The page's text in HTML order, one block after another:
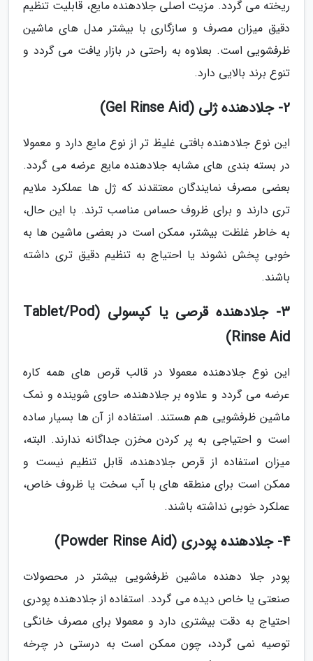
ریخته می گردد. مزیت اصلی جلادهنده مایع، قابلیت تنظیم
دقیق میزان مصرف و سازگاری با بیشتر مدل های ماشین
ظرفشویی است. بعلاوه به راحتی در بازار یافت می گردد و
تنوع برند بالایی دارد.
2- جلادهنده ژلی (Gel Rinse Aid)
این نوع جلادهنده بافتی غلیظ تر از نوع مایع دارد و معمولا
در بسته بندی های مشابه جلادهنده مایع عرضه می گردد.
بعضی مصرف نمایندگان معتقدند که ژل ها عملکرد ملایم
تری دارند و برای ظروف حساس مناسب ترند. با این حال،
به خاطر غلظت بیشتر، ممکن است در بعضی ماشین ها به
خوبی پخش نشوند یا احتیاج به تنظیم دقیق تری داشته
باشند.
3- جلادهنده قرصی یا کپسولی (Tablet/Pod
Rinse Aid)
این نوع جلادهنده معمولا در قالب قرص های همه کاره
عرضه می گردد و علاوه بر جلادهنده، حاوی شوینده و نمک
ماشین ظرفشویی هم هستند. استفاده از آن ها بسیار ساده
است و احتیاجی به پر کردن مخزن جداگانه ندارند. البته،
میزان استفاده از قرص جلادهنده، قابل تنظیم نیست و
ممکن است برای منطقه های با آب سخت یا ظروف خاص،
عملکرد خوبی نداشته باشند.
4- جلادهنده پودری (Powder Rinse Aid)
پودر جلا دهنده ماشین ظرفشویی بیشتر در محصولات
صنعتی یا خاص دیده می گردد. استفاده از جلادهنده پودری
احتیاج به دقت بیشتری دارد و معمولا برای مصرف خانگی
توصیه نمی گردد، چون ممکن است به درستی در چرخه